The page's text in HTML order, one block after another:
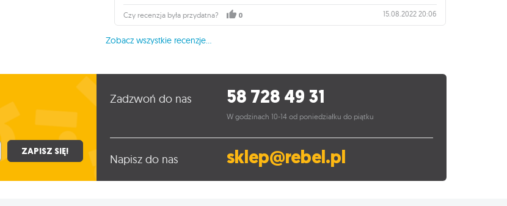
Czy recenzja była przydatna? 0 15.08.2022 20:06
Zobacz wszystkie recenzje...
ZAPISZ SIĘ!
Zadzwoń do nas 58 728 49 31
W godzinach 10-14 od poniedziałku do piątku
Napisz do nas sklep@rebel.pl